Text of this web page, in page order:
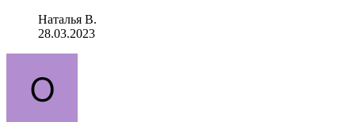
Наталья В.
28.03.2023